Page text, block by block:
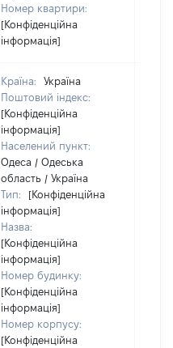
Номер квартири:
[Конфіденційна
інформація]
Країна:
Україна
Поштовий індекс:
[Конфіденційна
інформація]
Населений пункт:
Одеса / Одеська
область / Україна
Тип:
[Конфіденційна
інформація]
Назва:
[Конфіденційна
інформація]
Номер будинку:
[Конфіденційна
інформація]
Номер корпусу:
[Конфіденційна